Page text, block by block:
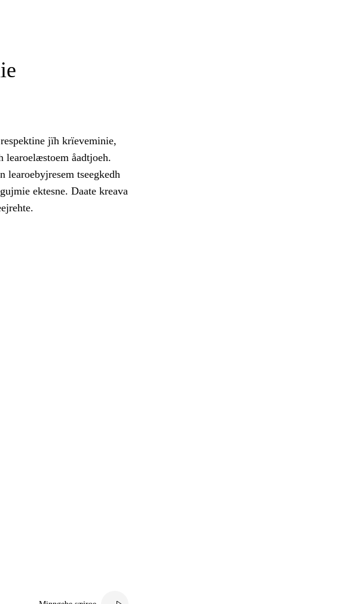
jïh krïeveminie,
learoelæstoem åadtjoeh.
tseegkedh
ektesne. Daate kreava